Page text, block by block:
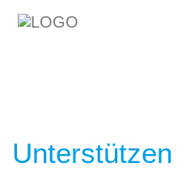
Unterstützen